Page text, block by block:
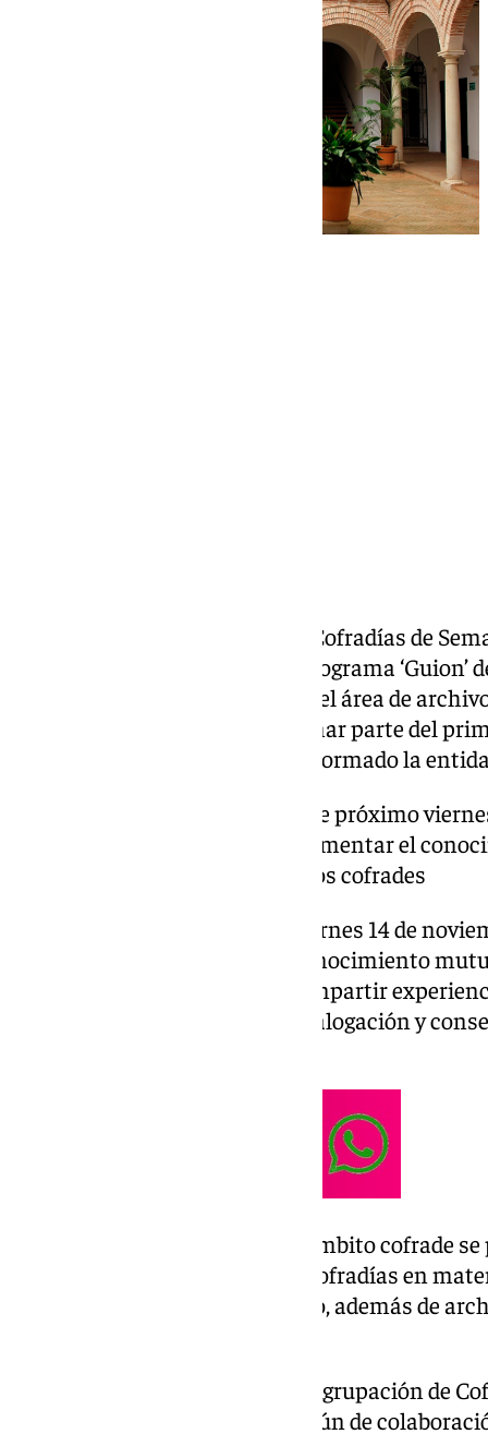
El archivo de la Agrupación de Cofradías de
la cofrade y presentadora del programa ‘Guion’
convocado a los responsables del área de
hermandades agrupadas a formar parte del
sede de San Julián, según ha informado la
La reunión se celebrará este próximo
y media de la tarde para «fomentar el
responsables de los archivos cofrades
La reunión se celebrará este viernes 14 de
como finalidad «fomentar el conocimiento
archivos cofrades, así como compartir
trabajo relacionados con la catalogación y
En la sesión tematizada en el ámbito cofrade
documental y memoria de las cofradías en
documentación escrita y diseño, además de
De esta forma, el archivo de la Agrupación de
para «establecer un marco común de